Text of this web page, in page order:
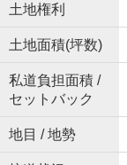
土地権利
土地面積(坪数)
私道負担面積 /
セットバック
地目 / 地勢